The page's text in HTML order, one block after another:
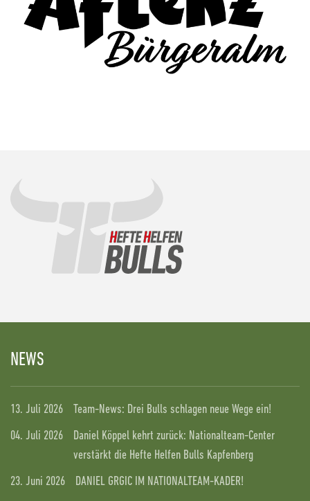
NEWS
13. Juli 2026
Team-News: Drei Bulls schlagen neue Wege ein!
04. Juli 2026
Daniel Köppel kehrt zurück: Nationalteam-Center
verstärkt die Hefte Helfen Bulls Kapfenberg
23. Juni 2026
DANIEL GRGIC IM NATIONALTEAM-KADER!